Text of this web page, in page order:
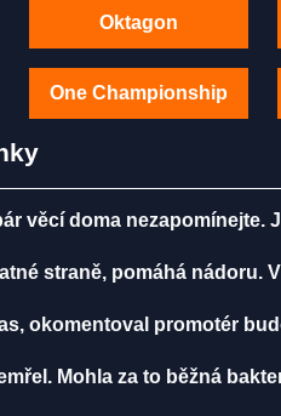
Oktagon
One Championship
věcí doma nezapomínejte.
straně, pomáhá nádoru.
okomentoval promotér
Mohla za to běžná